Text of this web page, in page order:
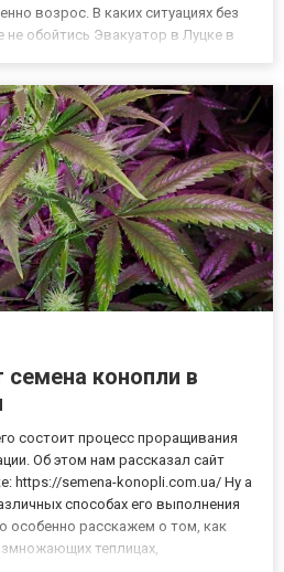
возрос. В каких ситуациях без
обойтись Эвакуатор в Луцке в
конопли в
состоит процесс проращивания
Об этом нам рассказал сайт
https://semena-konopli.com.ua/ Ну а
способах его выполнения
особенно расскажем о том, как
теплицах,